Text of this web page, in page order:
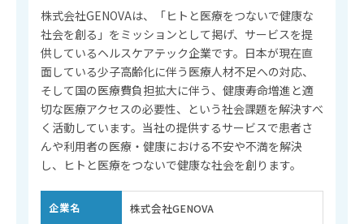
株式会社GENOVAは、「ヒトと医療をつないで健康な
社会を創る」をミッションとして掲げ、サービスを提
供しているヘルスケアテック企業です。日本が現在直
面している少子高齢化に伴う医療人材不足への対応、
そして国の医療費負担拡大に伴う、健康寿命増進と適
切な医療アクセスの必要性、という社会課題を解決すべ
く活動しています。当社の提供するサービスで患者さ
んや利用者の医療・健康における不安や不満を解決
し、ヒトと医療をつないで健康な社会を創ります。
企業名 株式会社GENOVA